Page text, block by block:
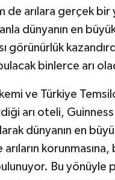
de arılara gerçek bir
dünyanın en
görünürlük
binlerce arı
ve Türkiye
arı oteli,
dünyanın en
arıların
Bu